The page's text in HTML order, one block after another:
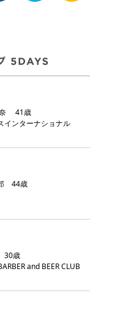
奈 41歳
インターナショナル
44歳
30歳
and BEER CLUB